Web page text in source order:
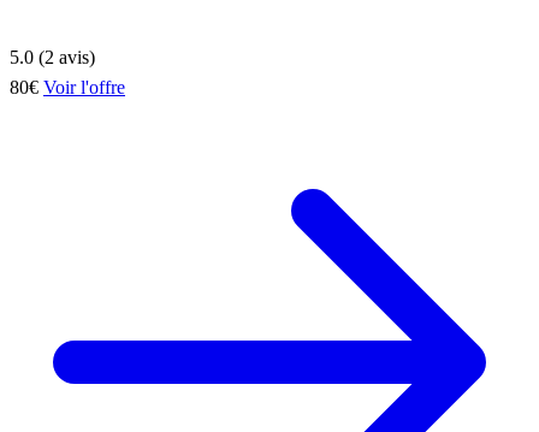
5.0 (2 avis)
80€ Voir l'offre